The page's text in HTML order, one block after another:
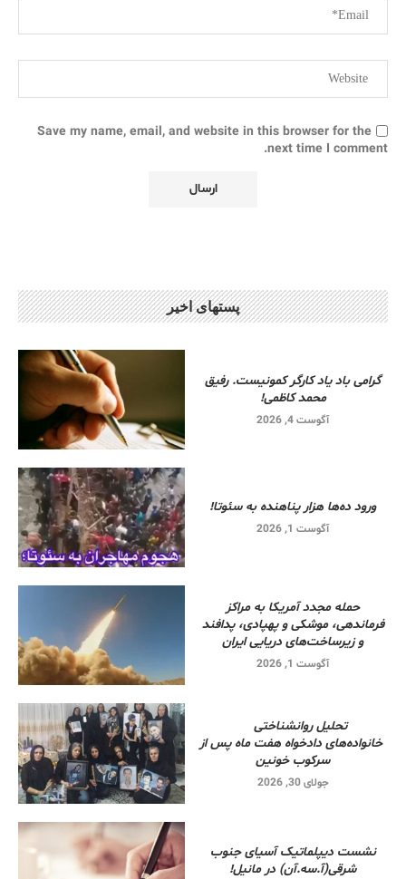
Save my name, email, and website in this browser for the
next time I comment.
پستهای اخیر
گرامی باد یاد کارگر کمونیست. رفیق
محمد کاظمی!
آگوست 4, 2026
ورود ده‌ها هزار پناهنده به سئوتا!
آگوست 1, 2026
حمله مجدد آمریکا به مراکز
فرماندهی، موشکی و پهپادی، پدافند
و زیرساخت‌های دریایی ایران
آگوست 1, 2026
تحلیل روانشناختی
خانواده‌های دادخواه هفت ماه پس از
سرکوب خونین
جولای 30, 2026
نشست دیپلماتیک آسیای جنوب
شرقی‌(آ.سه.آن) در مانیل!